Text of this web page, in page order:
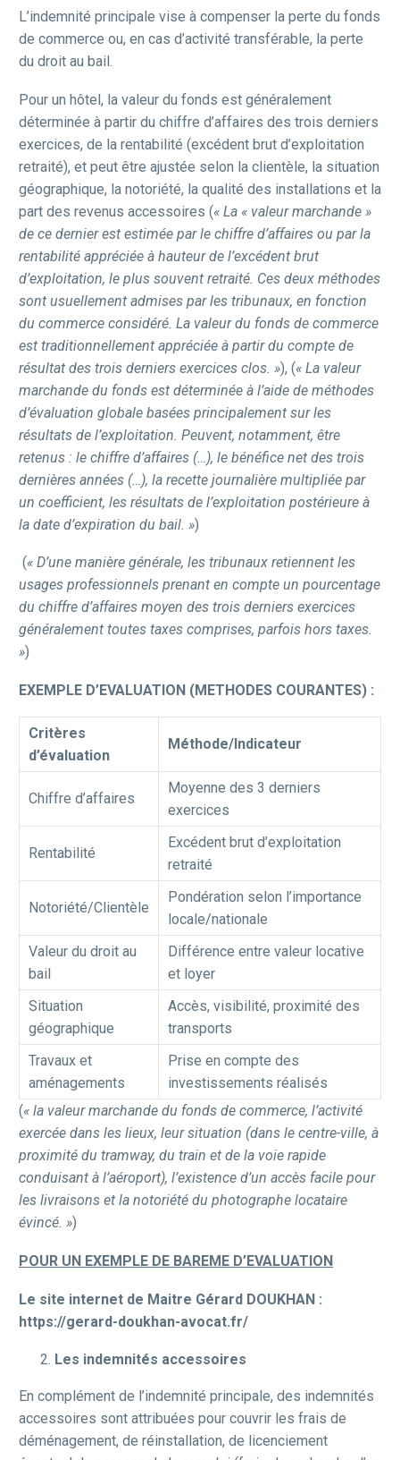
L’indemnité principale vise à compenser la perte du fonds
de commerce ou, en cas d’activité transférable, la perte
du droit au bail.
Pour un hôtel, la valeur du fonds est généralement
déterminée à partir du chiffre d’affaires des trois derniers
exercices, de la rentabilité (excédent brut d’exploitation
retraité), et peut être ajustée selon la clientèle, la situation
géographique, la notoriété, la qualité des installations et la
part des revenus accessoires (« La « valeur marchande »
de ce dernier est estimée par le chiffre d’affaires ou par la
rentabilité appréciée à hauteur de l’excédent brut
d’exploitation, le plus souvent retraité. Ces deux méthodes
sont usuellement admises par les tribunaux, en fonction
du commerce considéré. La valeur du fonds de commerce
est traditionnellement appréciée à partir du compte de
résultat des trois derniers exercices clos. »), (« La valeur
marchande du fonds est déterminée à l’aide de méthodes
d’évaluation globale basées principalement sur les
résultats de l’exploitation. Peuvent, notamment, être
retenus : le chiffre d’affaires (…), le bénéfice net des trois
dernières années (…), la recette journalière multipliée par
un coefficient, les résultats de l’exploitation postérieure à
la date d’expiration du bail. »)
(« D’une manière générale, les tribunaux retiennent les
usages professionnels prenant en compte un pourcentage
du chiffre d’affaires moyen des trois derniers exercices
généralement toutes taxes comprises, parfois hors taxes.
»)
EXEMPLE D’EVALUATION (METHODES COURANTES) :
Critères
d’évaluation
Méthode/Indicateur
Chiffre d’affaires
Moyenne des 3 derniers
exercices
Rentabilité
Excédent brut d’exploitation
retraité
Notoriété/Clientèle
Pondération selon l’importance
locale/nationale
Valeur du droit au
bail
Différence entre valeur locative
et loyer
Situation
géographique
Accès, visibilité, proximité des
transports
Travaux et
aménagements
Prise en compte des
investissements réalisés
(« la valeur marchande du fonds de commerce, l’activité
exercée dans les lieux, leur situation (dans le centre-ville, à
proximité du tramway, du train et de la voie rapide
conduisant à l’aéroport), l’existence d’un accès facile pour
les livraisons et la notoriété du photographe locataire
évincé. »)
POUR UN EXEMPLE DE BAREME D’EVALUATION
Le site internet de Maitre Gérard DOUKHAN :
https://gerard-doukhan-avocat.fr/
Les indemnités accessoires
En complément de l’indemnité principale, des indemnités
accessoires sont attribuées pour couvrir les frais de
déménagement, de réinstallation, de licenciement